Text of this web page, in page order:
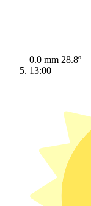
0.0 mm 28.8º
13:00